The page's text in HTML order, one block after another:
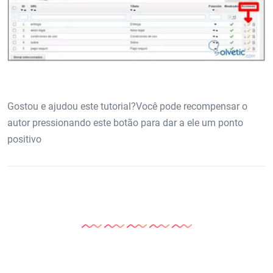
Gostou e ajudou este tutorial?Você pode recompensar o
autor pressionando este botão para dar a ele um ponto
positivo